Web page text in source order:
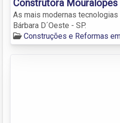
Construtora Mouralopes
As mais modernas tecnologias
Bárbara D´Oeste - SP.
Construções e Reformas